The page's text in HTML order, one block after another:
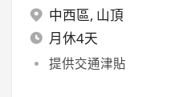
中西區, 山頂
月休4天
提供交通津貼